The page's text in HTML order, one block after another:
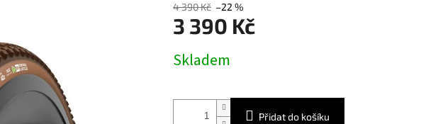
4 390 Kč –22 %
3 390 Kč
cena:
Skladem
Přidat do košíku